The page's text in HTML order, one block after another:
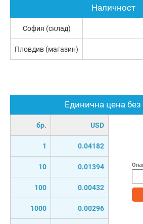
Единична цена
бр. USD
1 0.04182
10 0.01394
100 0.00432
1000 0.00296
Наличност
София (склад)
Пловдив (магазин)